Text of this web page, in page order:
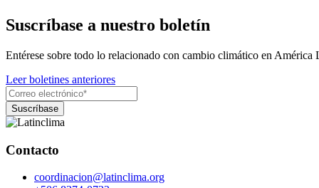
Suscríbase a nuestro boletín
Entérese sobre todo lo relacionado con cambio climático en América
Leer boletines anteriores
Contacto
coordinacion@latinclima.org